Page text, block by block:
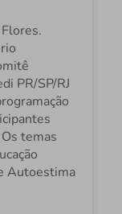
PR/SP/RJ
temas
Autoestima